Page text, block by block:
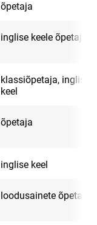
õpetaja
inglise keele õpetaja
klassiõpetaja, inglise
keel
õpetaja
inglise keel
loodusainete õpetaja